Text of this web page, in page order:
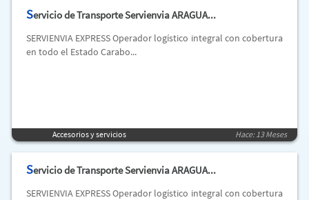
Servicio de Transporte Servienvia ARAGUA...
SERVIENVIA EXPRESS Operador logístico integral con cobertura
en todo el Estado Carabo...
Accesorios y servicios Hace: 13 Meses
Servicio de Transporte Servienvia ARAGUA...
SERVIENVIA EXPRESS Operador logístico integral con cobertura